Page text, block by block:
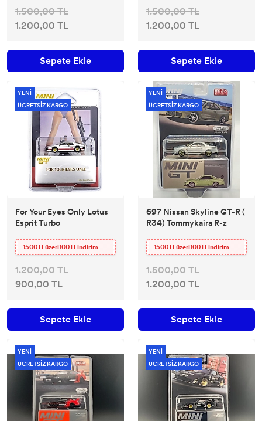
1.500,00 TL
1.200,00 TL
Sepete Ekle
1.500,00 TL
1.200,00 TL
Sepete Ekle
YENİ
ÜCRETSİZ KARGO
For Your Eyes Only Lotus
Esprit Turbo
1500TLüzeri100TLindirim
1.200,00 TL
900,00 TL
Sepete Ekle
YENİ
ÜCRETSİZ KARGO
697 Nissan Skyline GT-R (
R34) Tommykaira R-z
1500TLüzeri100TLindirim
1.500,00 TL
1.200,00 TL
Sepete Ekle
YENİ
ÜCRETSİZ KARGO
YENİ
ÜCRETSİZ KARGO